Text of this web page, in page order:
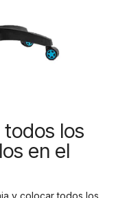
todos los
en el
y colocar todos los